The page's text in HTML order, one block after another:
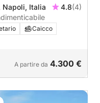
Napoli, Italia 4.8(4)
Caicco
A partire da 4.300 €